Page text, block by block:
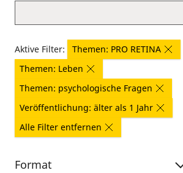
Aktive Filter:
Themen: PRO RETINA
Themen: Leben
Themen: psychologische Fragen
Veröffentlichung: älter als 1 Jahr
Alle Filter entfernen
Format